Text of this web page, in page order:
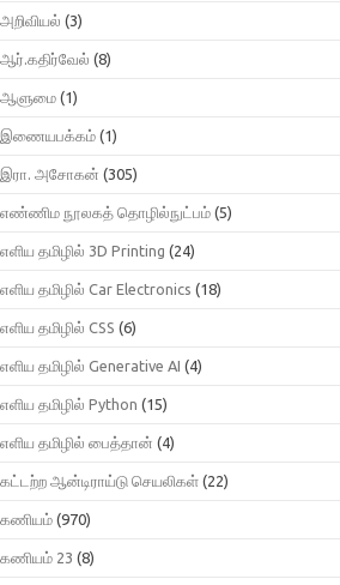
அறிவியல் (3)
ஆர்.கதிர்வேல் (8)
ஆளுமை (1)
இணையபக்கம் (1)
இரா. அசோகன் (305)
எண்ணிம நூலகத் தொழில்நுட்பம் (5)
எளிய தமிழில் 3D Printing (24)
எளிய தமிழில் Car Electronics (18)
எளிய தமிழில் CSS (6)
எளிய தமிழில் Generative AI (4)
எளிய தமிழில் Python (15)
எளிய தமிழில் பைத்தான் (4)
கட்டற்ற ஆன்டிராய்டு செயலிகள் (22)
கணியம் (970)
கணியம் 23 (8)